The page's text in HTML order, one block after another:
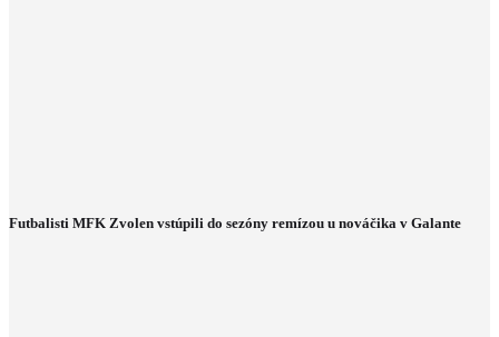
Futbalisti MFK Zvolen vstúpili do sezóny remízou u nováčika v Galante